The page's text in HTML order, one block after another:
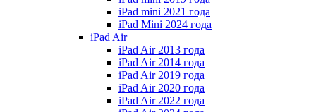
iPad mini 2021 года
iPad Mini 2024 года
iPad Air
iPad Air 2013 года
iPad Air 2014 года
iPad Air 2019 года
iPad Air 2020 года
iPad Air 2022 года